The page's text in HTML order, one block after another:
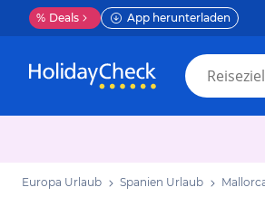
% Deals App herunterladen
Europa Urlaub Spanien Urlaub